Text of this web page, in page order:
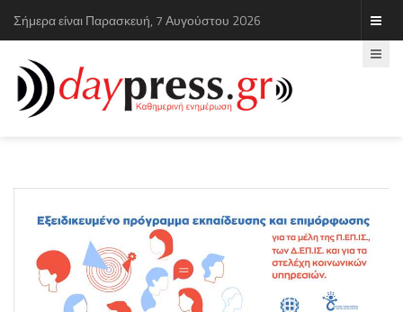
Σήμερα είναι Παρασκευή, 7 Αυγούστου 2026